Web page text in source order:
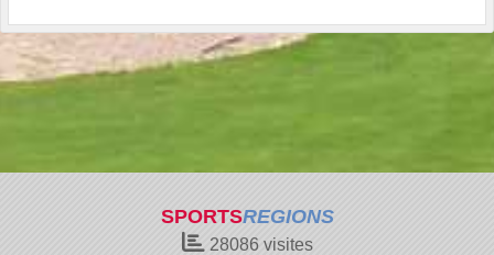
SPORTSREGIONS
28086visites